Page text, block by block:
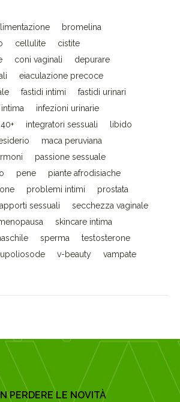
bromelina
cellulite
cistite
coni vaginali
depurare
eiaculazione precoce
fastidi intimi
fastidi urinari
infezioni urinarie
integratori sessuali
libido
maca peruviana
passione sessuale
pene
piante afrodisiache
problemi intimi
prostata
sessuali
secchezza vaginale
skincare intima
sperma
testosterone
v-beauty
vampate
PERDERE LE NOVITÀ